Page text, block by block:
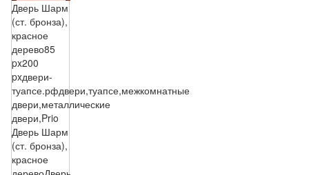
Дверь Шарм
(ст. бронза),
красное
дерево85
px200
pxдвери-
туапсе.рфдвери,туапсе,межкомнатные
двери,металлические
двери,Prio
Дверь Шарм
(ст. бронза),
красное